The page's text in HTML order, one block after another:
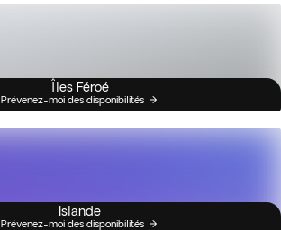
Îles Féroé
Prévenez-moi des disponibilités
Islande
Prévenez-moi des disponibilités